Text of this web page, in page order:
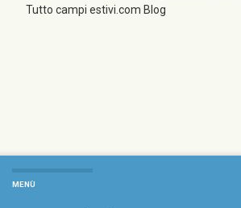
Tutto campi estivi.com Blog
MENÙ